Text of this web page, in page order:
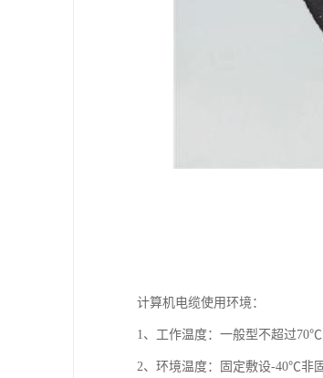
计算机电缆使用环境：
1、工作温度：一般型不超过
2、环境温度：固定敷设-40℃非